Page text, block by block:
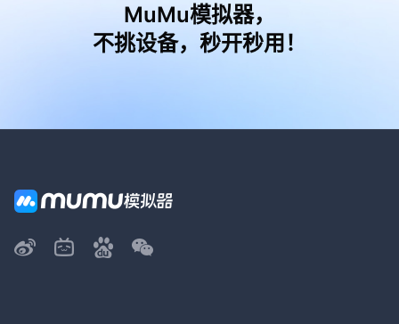
MuMu模拟器，
不挑设备，秒开秒用！